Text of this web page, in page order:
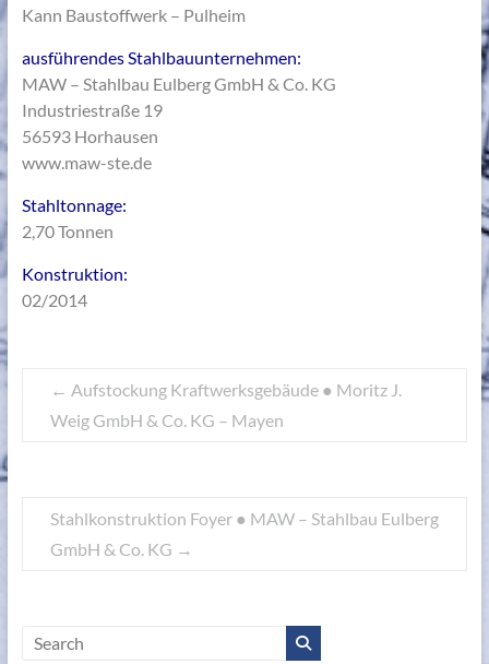
Kann Baustoffwerk – Pulheim
ausführendes Stahlbauunternehmen:
MAW – Stahlbau Eulberg GmbH & Co. KG
Industriestraße 19
56593 Horhausen
www.maw-ste.de
Stahltonnage:
2,70 Tonnen
Konstruktion:
02/2014
← Aufstockung Kraftwerksgebäude ● Moritz J.
Weig GmbH & Co. KG – Mayen
Stahlkonstruktion Foyer ● MAW – Stahlbau Eulberg
GmbH & Co. KG →